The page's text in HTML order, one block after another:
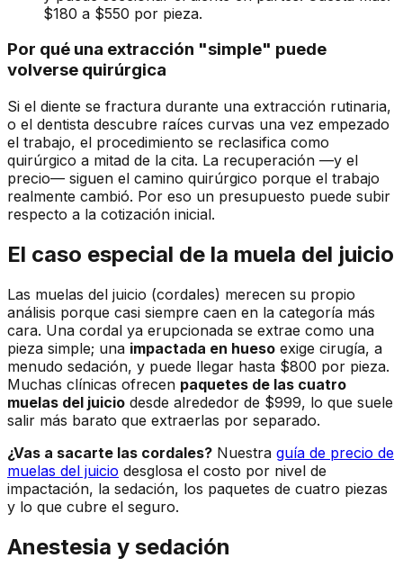
$180 a $550 por pieza.
Por qué una extracción "simple" puede
volverse quirúrgica
Si el diente se fractura durante una extracción rutinaria,
o el dentista descubre raíces curvas una vez empezado
el trabajo, el procedimiento se reclasifica como
quirúrgico a mitad de la cita. La recuperación —y el
precio— siguen el camino quirúrgico porque el trabajo
realmente cambió. Por eso un presupuesto puede subir
respecto a la cotización inicial.
El caso especial de la muela del juicio
Las muelas del juicio (cordales) merecen su propio
análisis porque casi siempre caen en la categoría más
cara. Una cordal ya erupcionada se extrae como una
pieza simple; una impactada en hueso exige cirugía, a
menudo sedación, y puede llegar hasta $800 por pieza.
Muchas clínicas ofrecen paquetes de las cuatro
muelas del juicio desde alrededor de $999, lo que suele
salir más barato que extraerlas por separado.
¿Vas a sacarte las cordales? Nuestra guía de precio de
muelas del juicio desglosa el costo por nivel de
impactación, la sedación, los paquetes de cuatro piezas
y lo que cubre el seguro.
Anestesia y sedación